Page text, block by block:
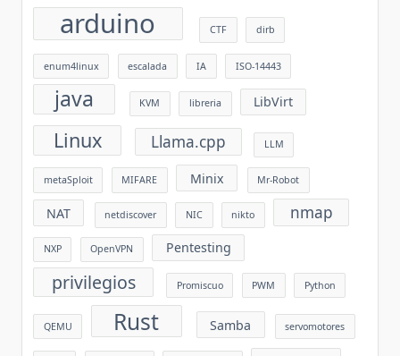
arduino CTF dirb
enum4linux escalada IA ISO-14443
java KVM libreria LibVirt
Linux Llama.cpp LLM
metaSploit MIFARE Minix Mr-Robot
NAT netdiscover NIC nikto nmap
NXP OpenVPN Pentesting
privilegios Promiscuo PWM Python
QEMU Rust Samba servomotores